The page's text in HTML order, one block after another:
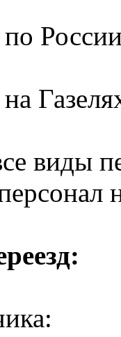
по
на
виды